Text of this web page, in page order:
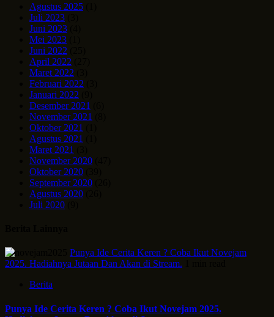
Agustus 2025
Juli 2023
Juni 2023
Mei 2023
Juni 2022
April 2022
Maret 2022
Februari 2022
Januari 2022
Desember 2021
November 2021
Oktober 2021
Agustus 2021
Maret 2021
November 2020
Oktober 2020
September 2020
Agustus 2020
Juli 2020
Punya Ide Cerita Keren ? Coba Ikut Novejam
2025. Hadiahnya Jutaan Dan Akan di Stream.
Berita
Punya Ide Cerita Keren ? Coba Ikut Novejam 2025.